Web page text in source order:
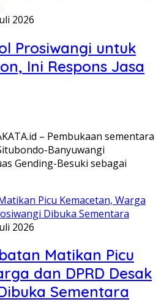
2026
Prosiwangi untuk
Ini Respons Jasa
– Pembukaan sementara
Banyuwangi
Gending-Besuki sebagai
2026
Matikan Picu
dan DPRD Desak
Sementara